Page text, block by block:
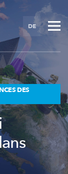
DE
DES